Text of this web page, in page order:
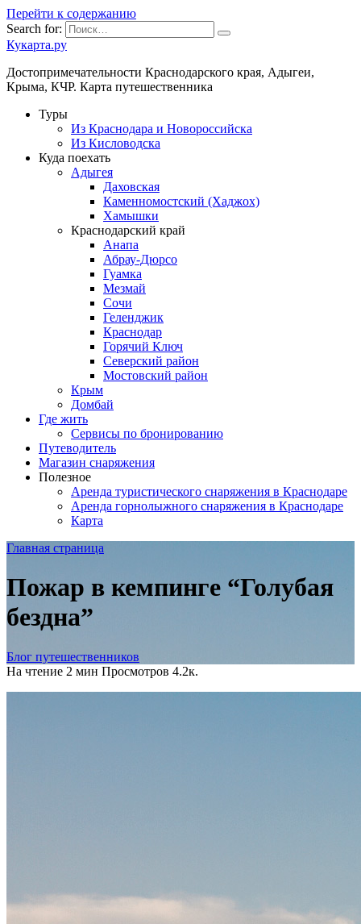
Перейти к содержанию
Search for:
Кукарта.ру
Достопримечательности Краснодарского края, Адыгеи,
Крыма, КЧР. Карта путешественника
Туры
Из Краснодара и Новороссийска
Из Кисловодска
Куда поехать
Адыгея
Даховская
Каменномостский (Хаджох)
Хамышки
Краснодарский край
Анапа
Абрау-Дюрсо
Гуамка
Мезмай
Сочи
Геленджик
Краснодар
Горячий Ключ
Северский район
Мостовский район
Крым
Домбай
Где жить
Сервисы по бронированию
Путеводитель
Магазин снаряжения
Полезное
Аренда туристического снаряжения в Краснодаре
Аренда горнолыжного снаряжения в Краснодаре
Карта
Главная страница
Пожар в кемпинге “Голубая
бездна”
Блог путешественников
На чтение 2 мин Просмотров 4.2к.